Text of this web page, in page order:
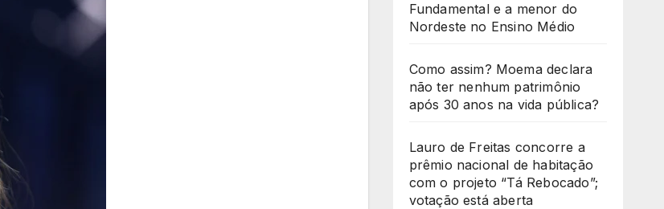
Fundamental e a menor do
Nordeste no Ensino Médio
Como assim? Moema declara
não ter nenhum patrimônio
após 30 anos na vida pública?
Lauro de Freitas concorre a
prêmio nacional de habitação
com o projeto “Tá Rebocado”;
votação está aberta